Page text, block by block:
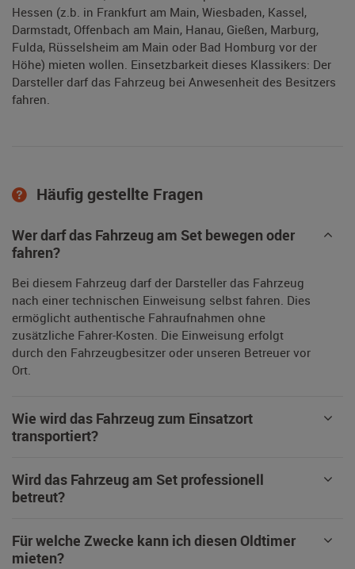
Hessen (z.b. in Frankfurt am Main, Wiesbaden, Kassel,
Darmstadt, Offenbach am Main, Hanau, Gießen, Marburg,
Fulda, Rüsselsheim am Main oder Bad Homburg vor der
Höhe) mieten wollen. Einsetzbarkeit dieses Klassikers: Der
Darsteller darf das Fahrzeug bei Anwesenheit des Besitzers
fahren.
Häufig gestellte Fragen
Wer darf das Fahrzeug am Set bewegen oder
fahren?
Bei diesem Fahrzeug darf der Darsteller das Fahrzeug
nach einer technischen Einweisung selbst fahren. Dies
ermöglicht authentische Fahraufnahmen ohne
zusätzliche Fahrer-Kosten. Die Einweisung erfolgt
durch den Fahrzeugbesitzer oder unseren Betreuer vor
Ort.
Wie wird das Fahrzeug zum Einsatzort
transportiert?
Wird das Fahrzeug am Set professionell
betreut?
Für welche Zwecke kann ich diesen Oldtimer
mieten?